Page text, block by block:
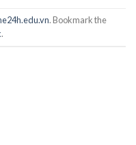
. Bookmark the
.